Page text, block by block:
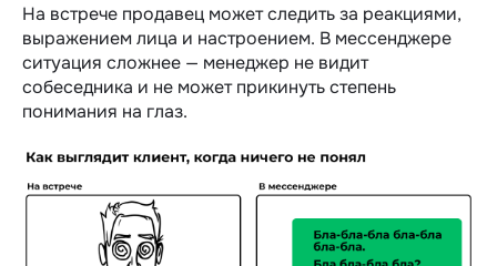
На встрече продавец может следить за реакциями,
выражением лица и настроением. В мессенджере
ситуация сложнее — менеджер не видит
собеседника и не может прикинуть степень
понимания на глаз.